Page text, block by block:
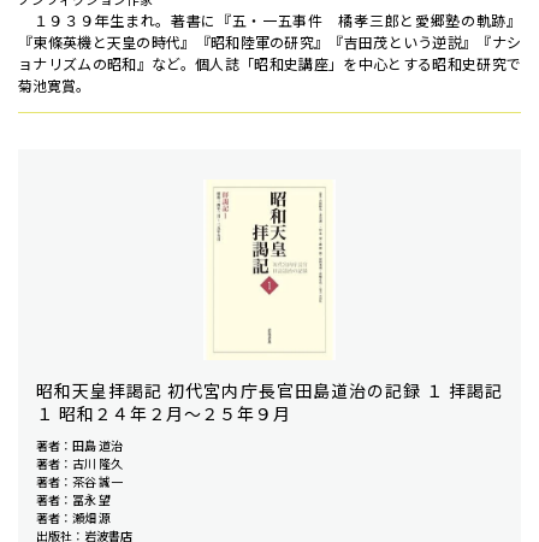
１９３９年生まれ。著書に『五・一五事件 橘孝三郎と愛郷塾の軌跡』
『東條英機と天皇の時代』『昭和陸軍の研究』『吉田茂という逆説』『ナシ
ョナリズムの昭和』など。個人誌「昭和史講座」を中心とする昭和史研究で
菊池寛賞。
昭和天皇拝謁記 初代宮内庁長官田島道治の記録 １ 拝謁記
１ 昭和２４年２月〜２５年９月
著者：田島 道治
著者：古川 隆久
著者：茶谷 誠一
著者：冨永 望
著者：瀬畑 源
出版社：岩波書店